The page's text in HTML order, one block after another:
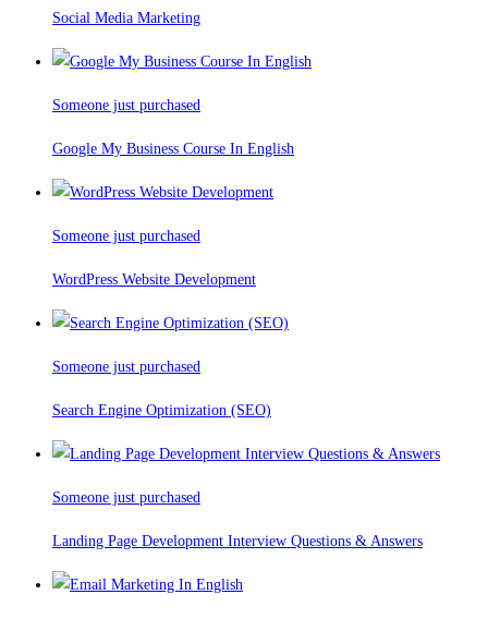
Social Media Marketing
Someone just purchased
Google My Business Course In English
Someone just purchased
WordPress Website Development
Someone just purchased
Search Engine Optimization (SEO)
Someone just purchased
Landing Page Development Interview Questions & Answers